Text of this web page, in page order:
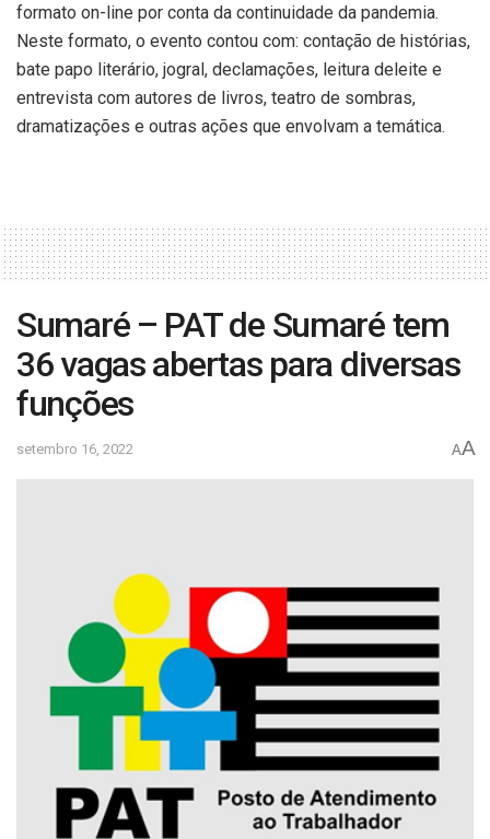
formato on-line por conta da continuidade da pandemia.
Neste formato, o evento contou com: contação de histórias,
bate papo literário, jogral, declamações, leitura deleite e
entrevista com autores de livros, teatro de sombras,
dramatizações e outras ações que envolvam a temática.
Sumaré – PAT de Sumaré tem
36 vagas abertas para diversas
funções
setembro 16, 2022 AA